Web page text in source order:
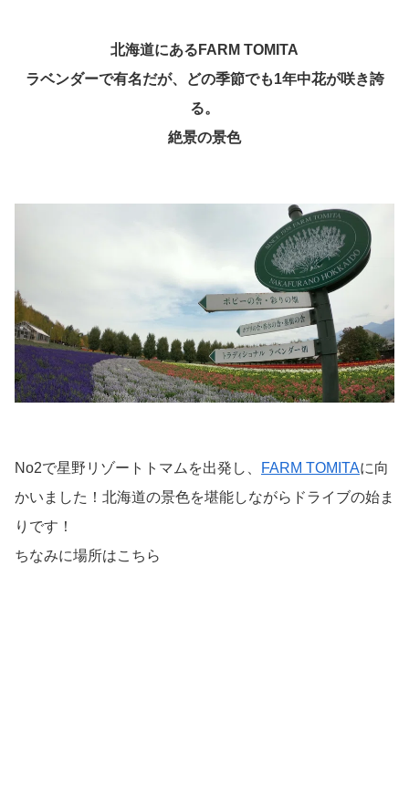
北海道にあるFARM TOMITA
ラベンダーで有名だが、どの季節でも1年中花が咲き誇
る。
絶景の景色
No2で星野リゾートトマムを出発し、 FARM TOMITAに向
かいました！北海道の景色を堪能しながらドライブの始ま
りです！
ちなみに場所はこちら